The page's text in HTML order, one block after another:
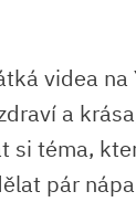
videa na
a
si téma,
pár